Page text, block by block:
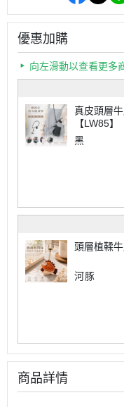
優惠加購
向左滑動以查看更多
真皮頭層
【LW85】
黑
頭層植鞣
河豚
商品詳情